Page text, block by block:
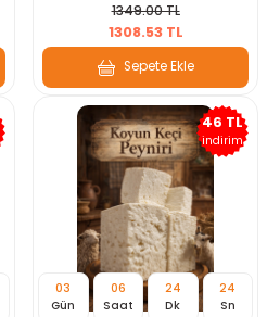
1349.00 TL
1308.53 TL
Sepete Ekle
46 TL
indirim
03
Gün
06
Saat
24
Dk
22
Sn